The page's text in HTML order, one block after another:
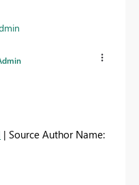
| Source Author Name: